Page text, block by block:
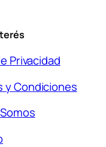
Privacidad
y Condiciones